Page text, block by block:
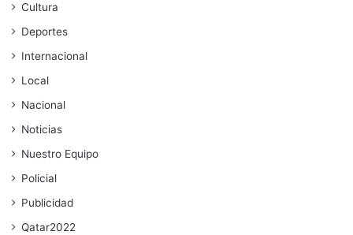
Cultura
Deportes
Internacional
Local
Nacional
Noticias
Nuestro Equipo
Policial
Publicidad
Qatar2022